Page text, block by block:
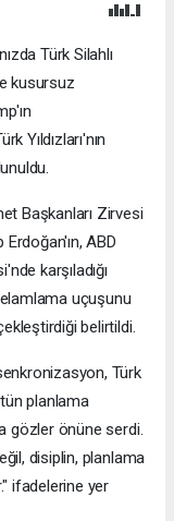
Türk Silahlı
kusursuz
Yıldızları'nın
Başkanları Zirvesi
ABD
karşıladığı
uçuşunu
belirtildi.
Türk
planlama
gözler önüne serdi.
disiplin, planlama
ifadelerine yer